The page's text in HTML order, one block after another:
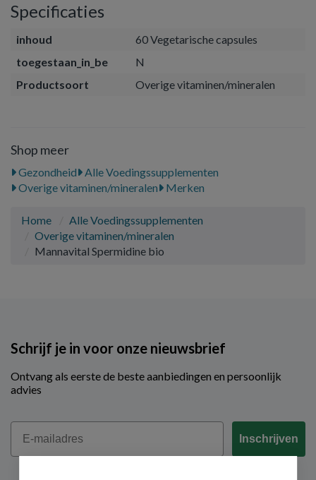
Specificaties
inhoud
60 Vegetarische capsules
toegestaan_in_be
N
Productsoort
Overige vitaminen/mineralen
Shop meer
Gezondheid
Alle Voedingssupplementen
Overige vitaminen/mineralen
Merken
Home
Alle Voedingssupplementen
Overige vitaminen/mineralen
Mannavital Spermidine bio
Schrijf je in voor onze nieuwsbrief
Ontvang als eerste de beste aanbiedingen en persoonlijk
advies
Email
Inschrijven